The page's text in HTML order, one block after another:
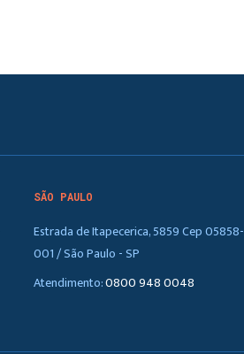
SÃO PAULO
Estrada de Itapecerica, 5859 Cep 05858-
001 / São Paulo - SP
Atendimento:0800 948 0048